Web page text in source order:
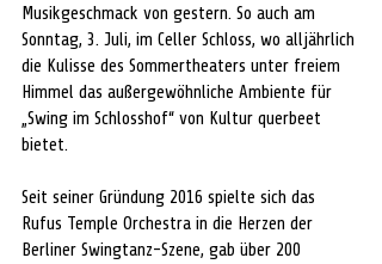
Musikgeschmack von gestern. So auch am
Sonntag, 3. Juli, im Celler Schloss, wo alljährlich
die Kulisse des Sommertheaters unter freiem
Himmel das außergewöhnliche Ambiente für
„Swing im Schlosshof“ von Kultur querbeet
bietet.
Seit seiner Gründung 2016 spielte sich das
Rufus Temple Orchestra in die Herzen der
Berliner Swingtanz-Szene, gab über 200